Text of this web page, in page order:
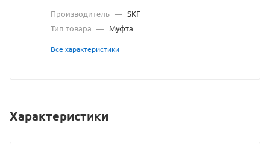
Производитель — SKF
Тип товара — Муфта
Все характеристики
Характеристики